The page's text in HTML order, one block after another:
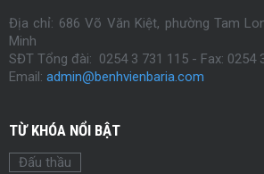
Địa chỉ: 686 Võ Văn Kiệt, phường Tam
Minh
SĐT Tổng đài: 0254 3 731 115 - Fax: 0254
Email: admin@benhvienbaria.com
TỪ KHÓA NỔI BẬT
Đấu thầu